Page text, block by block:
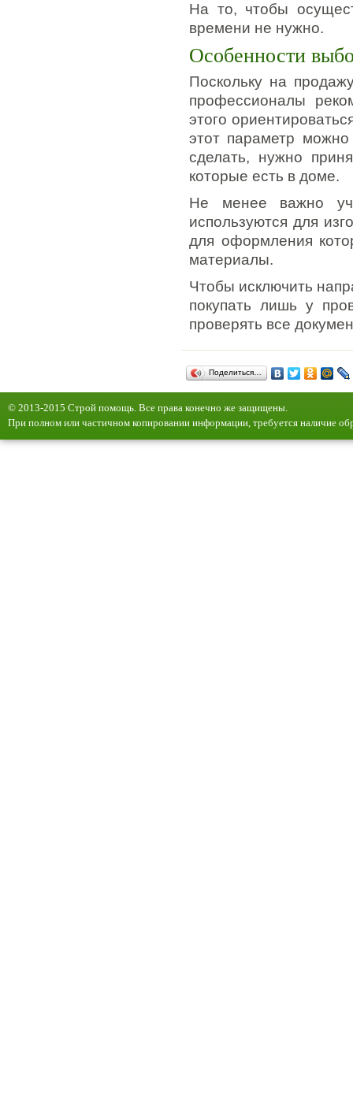
На то, чтобы
времени не нужно.
Особенности
Поскольку на
профессионалы
этого
этот параметр
сделать, нужно
которые есть в доме.
Не менее важно
используются для
для оформления
материалы.
Чтобы исключить
покупать лишь у
проверять все
Поделиться…
© 2013-2015 Строй помощь. Все права конечно же защищены.
При полном или частичном копировании информации, требуется наличие